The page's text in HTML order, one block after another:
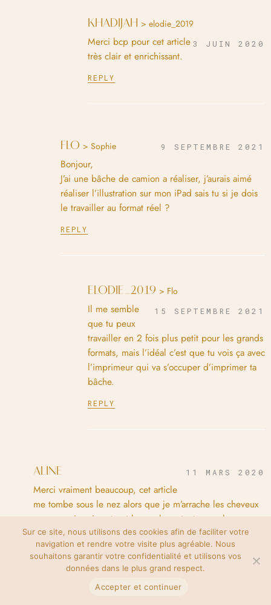
KHADIJAH > elodie_2019
3 JUIN 2020
Merci bcp pour cet article
très clair et enrichissant.
REPLY
FLO > Sophie 9 SEPTEMBRE 2021
Bonjour,
J’ai une bâche de camion a réaliser, j’aurais aimé
réaliser l’illustration sur mon iPad sais tu si je dois
le travailler au format réel ?
REPLY
ELODIE_2019 > Flo
15 SEPTEMBRE 2021
Il me semble
que tu peux
travailler en 2 fois plus petit pour les grands
formats, mais l’idéal c’est que tu vois ça avec
l’imprimeur qui va s’occuper d’imprimer ta
bâche.
REPLY
ALINE 11 MARS 2020
Merci vraiment beaucoup, cet article
me tombe sous le nez alors que je m’arrache les cheveux
avec mon imprimante et les couleurs toutes sombres
qu’elle me sort…
Mais tout est de ma faute, j’ai oublié de vérifier le mode
colorimetrique dans mon tout nouvel iPad pro et j’etais en
Merci pour ces partages vraiment utiles et généreux!
Sur ce site, nous utilisons des cookies afin de faciliter votre
navigation et rendre votre visite plus agréable. Nous
souhaitons garantir votre confidentialité et utilisons vos
données dans le plus grand respect.
Accepter et continuer